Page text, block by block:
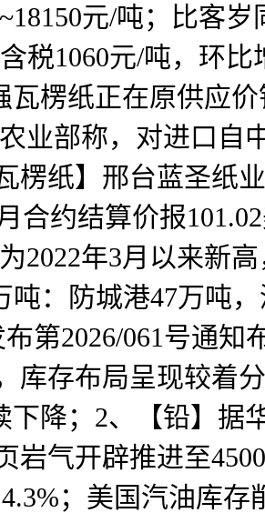
元/吨；比客
1060元/吨，环比
楞纸正在原供应
业部称，对进口自
纸】邢台蓝圣纸
合约结算价报
2022年3月以来新
：防城港47万吨
第2026/061号通
存布局呈现较着
降；2、【铅】据
气开辟推进至
；美国汽油库存